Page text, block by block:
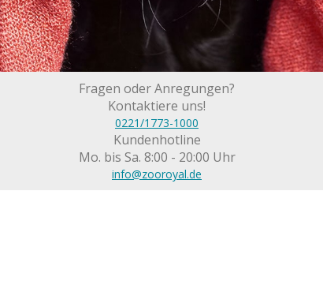
Fragen oder Anregungen?
Kontaktiere uns!
0221/1773-1000
Kundenhotline
Mo. bis Sa. 8:00 - 20:00 Uhr
info@zooroyal.de